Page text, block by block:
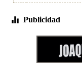
Publicidad